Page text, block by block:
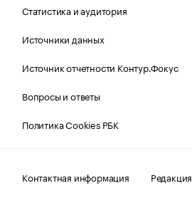
Статистика и аудитория
Источники данных
Источник отчетности Контур.Фокус
Вопросы и ответы
Политика Cookies РБК
Контактная информация Редакция